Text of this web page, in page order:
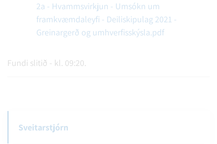
2a - Hvammsvirkjun - Umsókn um
framkvæmdaleyfi - Deiliskipulag 2021 -
Greinargerð og umhverfisskýsla.pdf
Fundi slitið - kl. 09:20.
Sveitarstjórn